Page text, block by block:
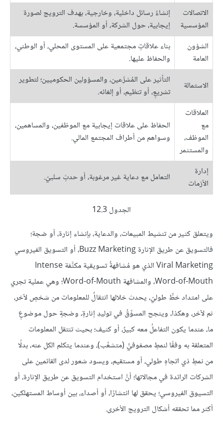
الاتصالات
المؤسسية
إنشاءُ رسائل داخلية، وخارجية، بهدف الترويج لصورة
إيجابية، حول الشركة، أو المؤسسة.
الشؤون
العامة
بناء علاقاتٍ مجتمعية على المستوى المحلي، أو الوطني،
والحفاظ عليها.
الاستمالة
التأثير على المُشرِّعين، والمسؤولين الحكوميين؛ لتطوير
تشريعٍ، أو تنظيم، أو إلغائه.
العلاقات
مع
الموظف،
والمستثمر
الحفاظ على علاقات إيجابية مع الموظفين، والمساهمين،
وسواهم من أطراف المجتمع المالي.
إدارة
الأزمات
التعامل مع دعاية غير مرغوبة، أو حدثٍ سلبيّ.
الجدول 12.3
ويتعلق كثير من تنشيط المبيعات، والدعاية، بإنشاء إثارة، أو ضجة؛
فالتسويق عن طريق الإثارة Buzz Marketing، أو التسويق الفيروسي
Viral Marketing الذي هو مُشافهةٌ تسويقية مكثَّفة Intense
Word-of-Mouth، والمشافهة Word-of-Mouth؛ وهي عملية تجري
على امتداد خطٍّ طوليّ، يحدث خلالها انتقالٌ للمعلومات من شخصٍ لآخر،
ثم لآخر، وهكذا، وينجح المسوِّقُ في توليدِ إثارةٍ، وضجةٍ حول موضوعٍ
ما، عندما يكون التفاعلُ معه كبيرٌ، أو كثيف؛ بحيث تنتقل المعلومات
المتعلقة به وفقًا لنمطٍ مصفوفيٍّ (متشعِّب)، وعندما يتكلم الكل عنه، بدلًا
من نمطٍ ذي اتجاهٍ طولي، أو مستقيم، ويسود شعور لدى القائمين على
الشركات الرائدة في مجالاتها؛ أنَّ استخدام التسويق عن طريق الإثارة، أو
التسيوق الفيروسي؛ يحقق لها انتشارًا، أو أصداء، بين أوساط المستهلكين،
أكثر مما تحققه أشكال الترويج الأخرى.